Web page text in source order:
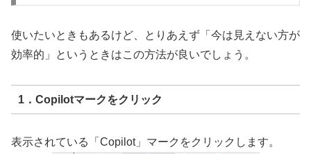
使いたいときもあるけど、とりあえず「今は見えない方が
効率的」というときはこの方法が良いでしょう。
1．Copilotマークをクリック
表示されている「Copilot」マークをクリックします。